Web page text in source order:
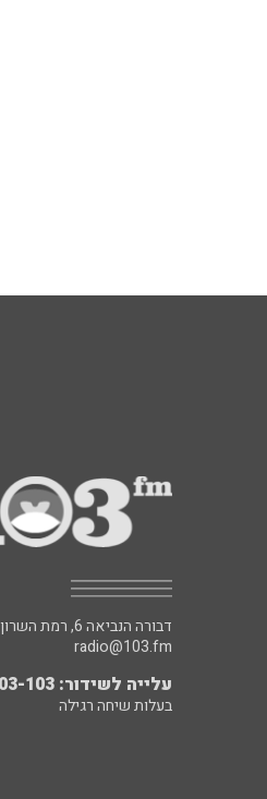
דבורה הנביאה 6, רמת השרון
radio@103.fm
עלייה לשידור: 0552-103-103
בעלות שיחה רגילה